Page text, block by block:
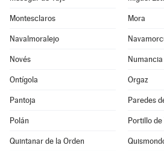
Montesclaros Mora
Navalmoralejo
Novés
Ontígola Orgaz
Pantoja Paredes
Polán Portillo de
Quintanar de la Orden